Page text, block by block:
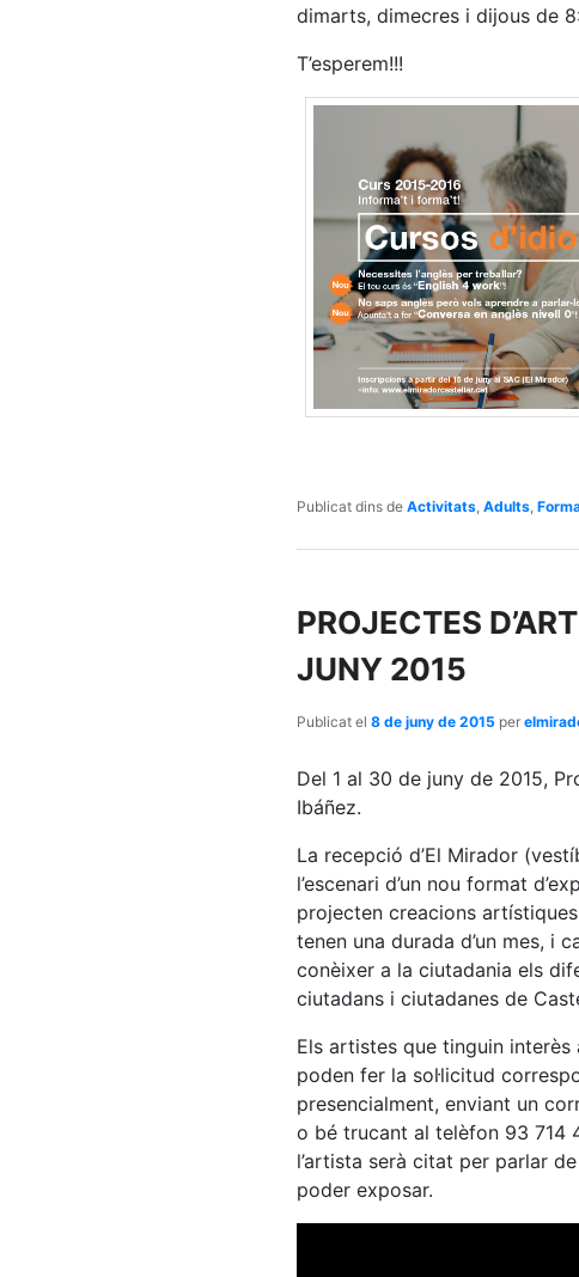
dimarts, dimecres i dijous de
T’esperem!!!
Publicat dins de Activitats Adults
PROJECTES
JUNY 2015
Publicat el 8 de juny de 2015 per
Del 1 al 30 de juny de 2015,
Ibáñez.
La recepció d’El Mirador
l’escenari d’un nou format
projecten creacions
tenen una durada d’un mes, i
conèixer a la ciutadania els
ciutadans i ciutadanes de
Els artistes que tinguin
poden fer la sol·licitud
presencialment, enviant un
o bé trucant al telèfon 93 714
l’artista serà citat per parlar
poder exposar.